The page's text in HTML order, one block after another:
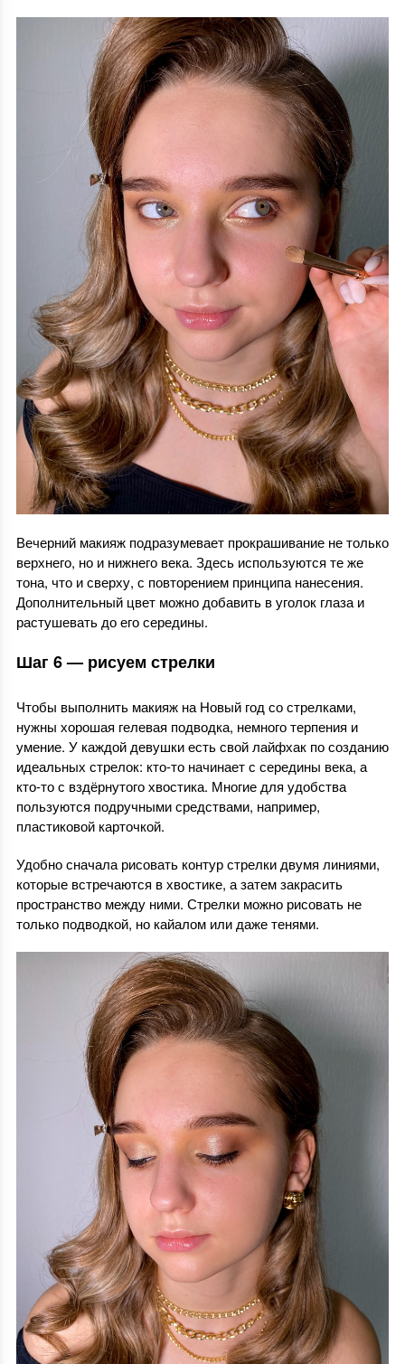
Вечерний макияж подразумевает прокрашивание не только
верхнего, но и нижнего века. Здесь используются те же
тона, что и сверху, с повторением принципа нанесения.
Дополнительный цвет можно добавить в уголок глаза и
растушевать до его середины.
Шаг 6 — рисуем стрелки
Чтобы выполнить макияж на Новый год со стрелками,
нужны хорошая гелевая подводка, немного терпения и
умение. У каждой девушки есть свой лайфхак по созданию
идеальных стрелок: кто-то начинает с середины века, а
кто-то с вздёрнутого хвостика. Многие для удобства
пользуются подручными средствами, например,
пластиковой карточкой.
Удобно сначала рисовать контур стрелки двумя линиями,
которые встречаются в хвостике, а затем закрасить
пространство между ними. Стрелки можно рисовать не
только подводкой, но кайалом или даже тенями.